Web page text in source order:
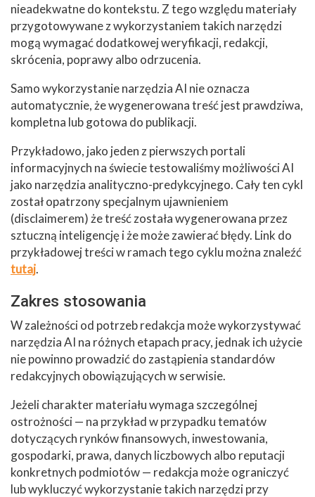
nieadekwatne do kontekstu. Z tego względu materiały
przygotowywane z wykorzystaniem takich narzędzi
mogą wymagać dodatkowej weryfikacji, redakcji,
skrócenia, poprawy albo odrzucenia.
Samo wykorzystanie narzędzia AI nie oznacza
automatycznie, że wygenerowana treść jest prawdziwa,
kompletna lub gotowa do publikacji.
Przykładowo, jako jeden z pierwszych portali
informacyjnych na świecie testowaliśmy możliwości AI
jako narzędzia analityczno-predykcyjnego. Cały ten cykl
został opatrzony specjalnym ujawnieniem
(disclaimerem) że treść została wygenerowana przez
sztuczną inteligencję i że może zawierać błędy. Link do
przykładowej treści w ramach tego cyklu można znaleźć
tutaj.
Zakres stosowania
W zależności od potrzeb redakcja może wykorzystywać
narzędzia AI na różnych etapach pracy, jednak ich użycie
nie powinno prowadzić do zastąpienia standardów
redakcyjnych obowiązujących w serwisie.
Jeżeli charakter materiału wymaga szczególnej
ostrożności — na przykład w przypadku tematów
dotyczących rynków finansowych, inwestowania,
gospodarki, prawa, danych liczbowych albo reputacji
konkretnych podmiotów — redakcja może ograniczyć
lub wykluczyć wykorzystanie takich narzędzi przy